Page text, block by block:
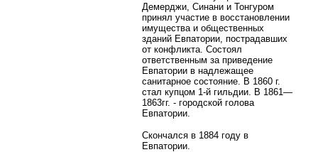
Демерджи, Синани и Тонгуром
принял участие в восстановлении
имущества и общественных
зданий Евпатории, пострадавших
от конфликта. Состоял
ответственным за приведение
Евпатории в надлежащее
санитарное состояние. В 1860 г.
стал купцом 1-й гильдии. В 1861—
1863гг. - городской голова
Евпатории.
Скончался в 1884 году в
Евпатории.